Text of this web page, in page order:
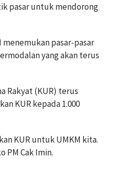
pasar untuk mendorong
pasar-pasar
yang akan terus
Rakyat (KUR) terus
KUR kepada 1.000
KUR untuk UMKM kita.
PM Cak Imin.